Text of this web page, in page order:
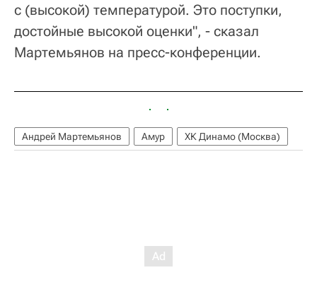
с (высокой) температурой. Это поступки,
достойные высокой оценки", - сказал
Мартемьянов на пресс-конференции.
Андрей Мартемьянов Амур ХК Динамо (Москва)